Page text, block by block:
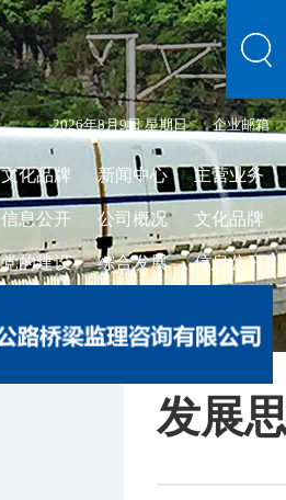
2026年8月9日 星期日 企业邮箱
文化品牌 新闻中心 主营业务
信息公开 公司概况 文化品牌
党的建设 综合发展 信息公开
发展